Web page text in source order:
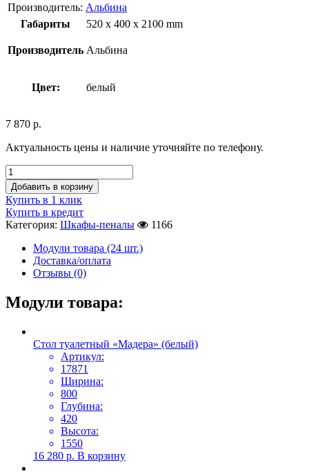
Производитель: Альбина
Габариты
520 x 400 x 2100 mm
Производитель Альбина
Цвет: белый
7 870 р.
Актуальность цены и наличие уточняйте по телефону.
Добавить в корзину
Купить в 1 клик
Купить в кредит
Категория: Шкафы-пеналы
1166
Модули товара (24 шт.)
Доставка/оплата
Отзывы (0)
Модули товара:
Стол туалетный «Мадера» (белый)
Артикул:
17871
Ширина:
800
Глубина:
420
Высота:
1550
16 280 р. В корзину